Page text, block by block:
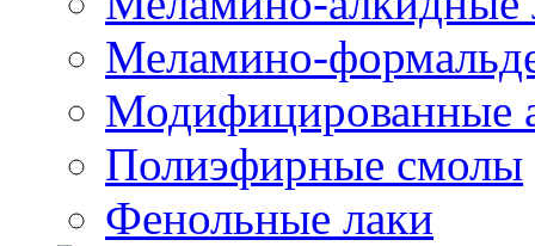
Меламино-
Модифицированные
Полиэфирные смолы
Фенольные лаки